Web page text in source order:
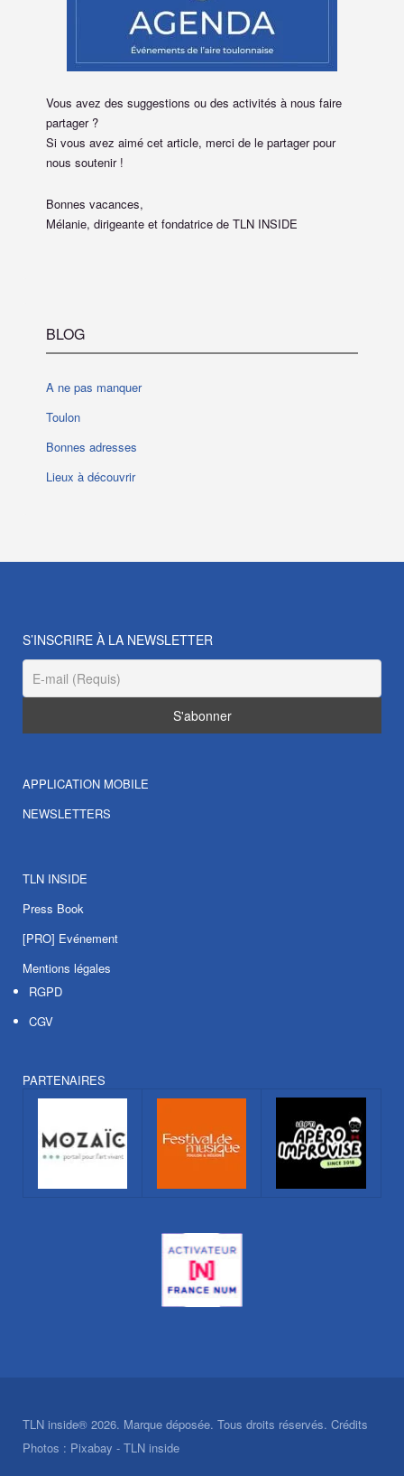
Vous avez des suggestions ou des activités à nous faire
partager ?
Si vous avez aimé cet article, merci de le partager pour
nous soutenir !
Bonnes vacances,
Mélanie, dirigeante et fondatrice de TLN INSIDE
BLOG
A ne pas manquer
Toulon
Bonnes adresses
Lieux à découvrir
S’INSCRIRE À LA NEWSLETTER
APPLICATION MOBILE
NEWSLETTERS
TLN INSIDE
Press Book
[PRO] Evénement
Mentions légales
RGPD
CGV
PARTENAIRES
TLN inside® 2026. Marque déposée. Tous droits réservés. Crédits
Photos : Pixabay - TLN inside